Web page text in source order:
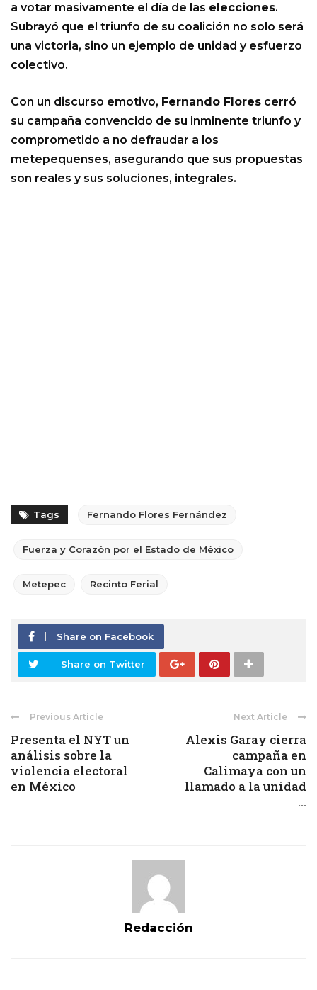
a votar masivamente el día de las elecciones.
Subrayó que el triunfo de su coalición no solo será
una victoria, sino un ejemplo de unidad y esfuerzo
colectivo.
Con un discurso emotivo, Fernando Flores cerró
su campaña convencido de su inminente triunfo y
comprometido a no defraudar a los
metepequenses, asegurando que sus propuestas
son reales y sus soluciones, integrales.
Tags Fernando Flores Fernández
Fuerza y Corazón por el Estado de México
Metepec Recinto Ferial
Share on Facebook
Share on Twitter
Previous Article
Presenta el NYT un
análisis sobre la
violencia electoral
en México
Next Article
Alexis Garay cierra
campaña en
Calimaya con un
llamado a la unidad
...
Redacción